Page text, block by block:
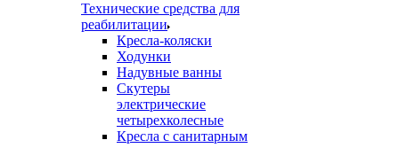
Технические средства для
реабилитации
Кресла-коляски
Ходунки
Надувные ванны
Скутеры
электрические
четырехколесные
Кресла с санитарным